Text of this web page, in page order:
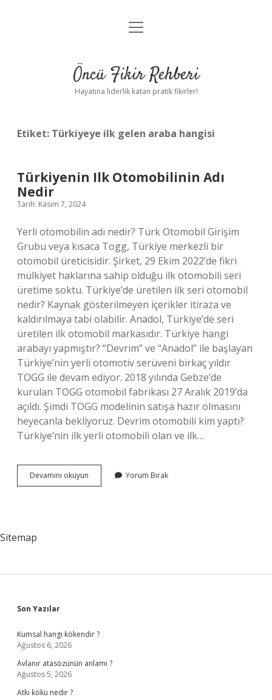
Anasayfa
Yasal Uyarı
menüyü
Öncü Fikir Rehberi
Hayatına liderlik katan pratik fikirler!
Etiket: Türkiyeye ilk gelen araba hangisi
Türkiyenin Ilk Otomobilinin Adı
Nedir
Tarih: Kasım 7, 2024
Yerli otomobilin adı nedir? Türk Otomobil Girişim
Grubu veya kısaca Togg, Türkiye merkezli bir
otomobil üreticisidir. Şirket, 29 Ekim 2022’de fikri
mülkiyet haklarına sahip olduğu ilk otomobili seri
üretime soktu. Türkiye’de üretilen ilk seri otomobil
nedir? Kaynak gösterilmeyen içerikler itiraza ve
kaldırılmaya tabi olabilir. Anadol, Türkiye’de seri
üretilen ilk otomobil markasıdır. Türkiye hangi
arabayı yapmıştır? “Devrim” ve “Anadol” ile başlayan
Türkiye’nin yerli otomotiv serüveni birkaç yıldır
TOGG ile devam ediyor. 2018 yılında Gebze’de
kurulan TOGG otomobil fabrikası 27 Aralık 2019’da
açıldı. Şimdi TOGG modelinin satışa hazır olmasını
heyecanla bekliyoruz. Devrim otomobili kim yaptı?
Türkiye’nin ilk yerli otomobili olan ve ilk…
Devamını okuyun Türkiyenin
Ilk
Yorum Bırak
Sitemap
Sidebar
Son Yazılar
Kumsal hangi kökendir ?
Ağustos 6, 2026
Avlanır atasözünün anlamı ?
Ağustos 5, 2026
Atkı kökü nedir ?